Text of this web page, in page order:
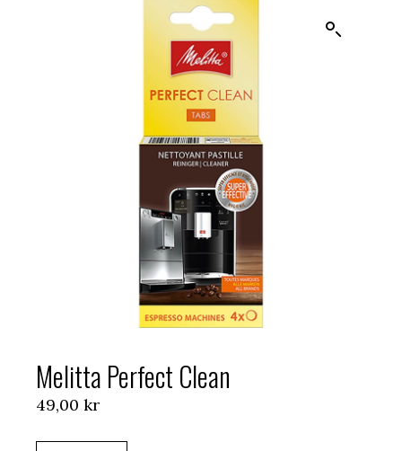
Melitta Perfect Clean
49,00 kr